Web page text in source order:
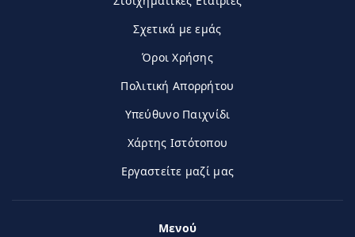
Σχετικά με εμάς
Όροι Χρήσης
Πολιτική Απορρήτου
Υπεύθυνο Παιχνίδι
Χάρτης Ιστότοπου
Εργαστείτε μαζί μας
Μενού